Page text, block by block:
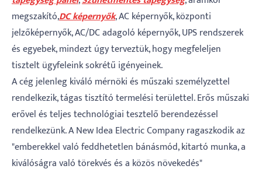
megszakító,DC képernyők, AC képernyők, központi
jelzőképernyők, AC/DC adagoló képernyők, UPS rendszerek
és egyebek, mindezt úgy terveztük, hogy megfeleljen
tisztelt ügyfeleink sokrétű igényeinek.
A cég jelenleg kiváló mérnöki és műszaki személyzettel
rendelkezik, tágas tisztító termelési területtel. Erős műszaki
erővel és teljes technológiai tesztelő berendezéssel
rendelkezünk. A New Idea Electric Company ragaszkodik az
"emberekkel való feddhetetlen bánásmód, kitartó munka, a
kiválóságra való törekvés és a közös növekedés"